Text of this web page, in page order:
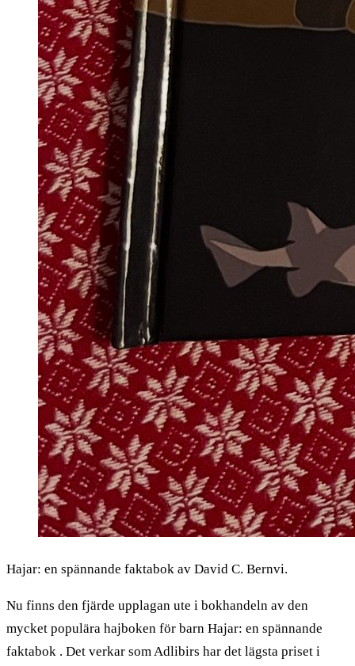
Hajar: en spännande faktabok av David C. Bernvi.
Nu finns den fjärde upplagan ute i bokhandeln av den
mycket populära hajboken för barn Hajar: en spännande
faktabok . Det verkar som Adlibirs har det lägsta priset i